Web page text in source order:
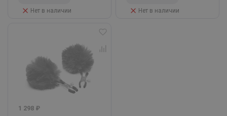
Нет в наличии Нет в наличии
1 298 ₽